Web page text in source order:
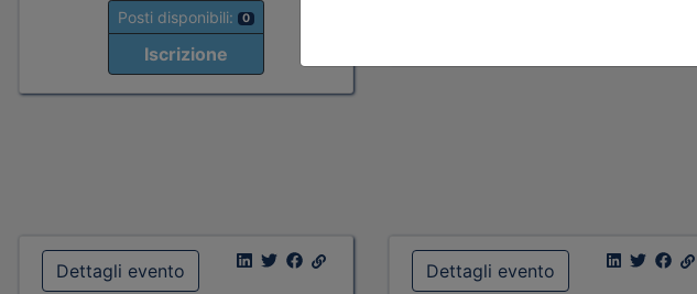
Posti disponibili: 0
Iscrizione
Dettagli evento Dettagli evento